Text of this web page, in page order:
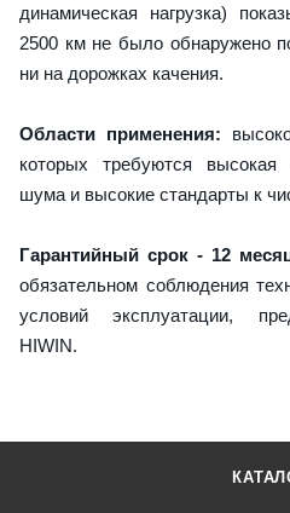
динамическая нагрузка)
2500 км не было обнаружено
ни на дорожках качения.
Области применения:
которых требуются высокая
шума и высокие стандарты к
Гарантийный срок - 12
обязательном соблюдения
условий эксплуатации,
HIWIN.